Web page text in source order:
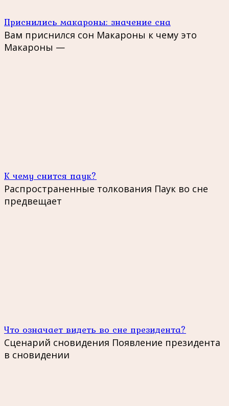
Приснились макароны: значение сна
Вам приснился сон Макароны к чему это
Макароны —
К чему снится паук?
Распространенные толкования Паук во сне
предвещает
Что означает видеть во сне президента?
Сценарий сновидения Появление президента
в сновидении